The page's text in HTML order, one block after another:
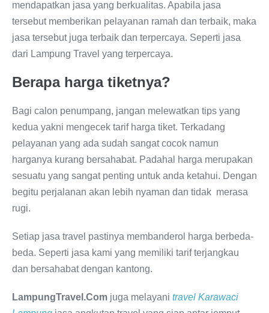
mendapatkan jasa yang berkualitas. Apabila jasa
tersebut memberikan pelayanan ramah dan terbaik, maka
jasa tersebut juga terbaik dan terpercaya. Seperti jasa
dari Lampung Travel yang terpercaya.
Berapa harga tiketnya?
Bagi calon penumpang, jangan melewatkan tips yang
kedua yakni mengecek tarif harga tiket. Terkadang
pelayanan yang ada sudah sangat cocok namun
harganya kurang bersahabat. Padahal harga merupakan
sesuatu yang sangat penting untuk anda ketahui. Dengan
begitu perjalanan akan lebih nyaman dan tidak merasa
rugi.
Setiap jasa travel pastinya membanderol harga berbeda-
beda. Seperti jasa kami yang memiliki tarif terjangkau
dan bersahabat dengan kantong.
LampungTravel.Com juga melayani travel Karawaci